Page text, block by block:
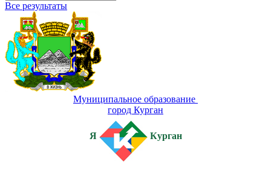
Все результаты
Муниципальное образование
город Курган
Я Курган